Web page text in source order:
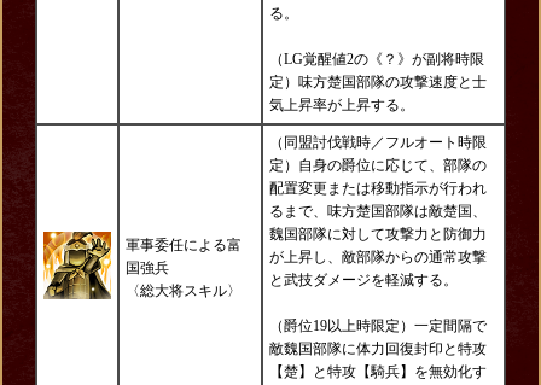
る。
（LG覚醒値2の《？》が副将時限
定）味方楚国部隊の攻撃速度と士
気上昇率が上昇する。
軍事委任による富
国強兵
〈総大将スキル〉
（同盟討伐戦時／フルオート時限
定）自身の爵位に応じて、部隊の
配置変更または移動指示が行われ
るまで、味方楚国部隊は敵楚国、
魏国部隊に対して攻撃力と防御力
が上昇し、敵部隊からの通常攻撃
と武技ダメージを軽減する。
（爵位19以上時限定）一定間隔で
敵魏国部隊に体力回復封印と特攻
【楚】と特攻【騎兵】を無効化す